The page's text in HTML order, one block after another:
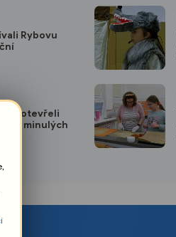
Rybovu
otevřeli
minulých